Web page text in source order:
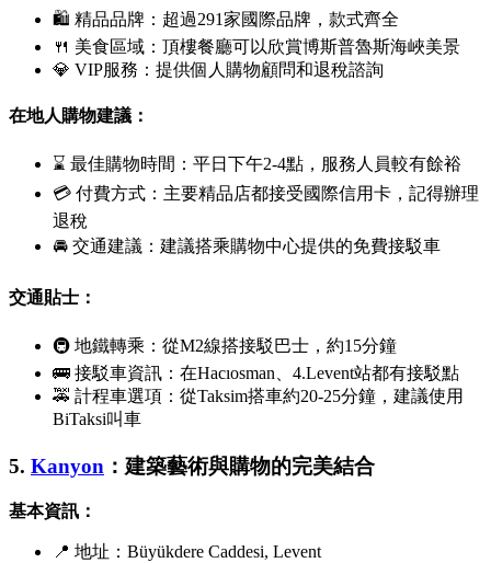
🛍 精品品牌：超過291家國際品牌，款式齊全
🍴 美食區域：頂樓餐廳可以欣賞博斯普魯斯海峽美景
💎 VIP服務：提供個人購物顧問和退稅諮詢
在地人購物建議：
⌛ 最佳購物時間：平日下午2-4點，服務人員較有餘裕
💳 付費方式：主要精品店都接受國際信用卡，記得辦理
退稅
🚘 交通建議：建議搭乘購物中心提供的免費接駁車
交通貼士：
🚇 地鐵轉乘：從M2線搭接駁巴士，約15分鐘
🚌 接駁車資訊：在Hacıosman 4.Levent站都有接駁點
🚕 計程車選項：從Taksim搭車約20-25分鐘，建議使用
BiTaksi叫車
5. Kanyon ：建築藝術與購物的完美結合
基本資訊：
📍 地址： Büyükdere Caddesi, Levent